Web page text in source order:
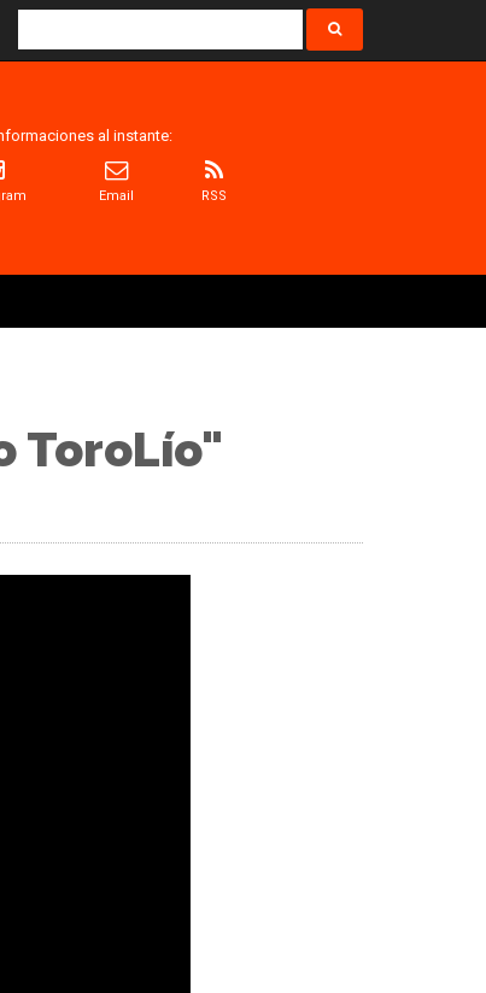
al instante:
Email RSS
ToroLío"